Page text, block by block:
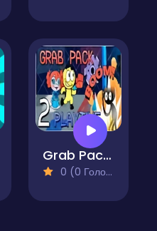
Grab Pack Playtime 2 Pro
0 (0 Голосів)